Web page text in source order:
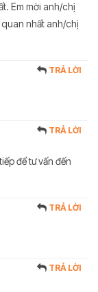
Em mời anh/chị
nhất anh/chị
TRẢ LỜI
TRẢ LỜI
để tư vấn đến
TRẢ LỜI
TRẢ LỜI